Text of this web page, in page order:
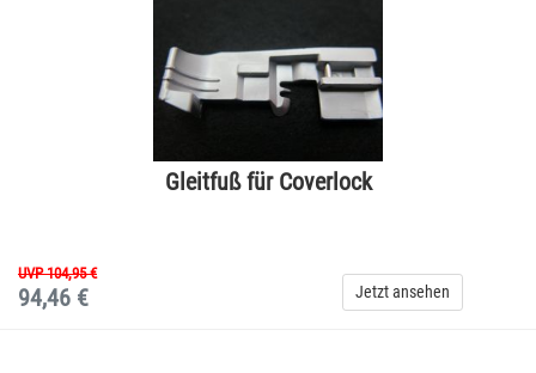
Gleitfuß für Coverlock
UVP 104,95 €
94,46 € Jetzt ansehen